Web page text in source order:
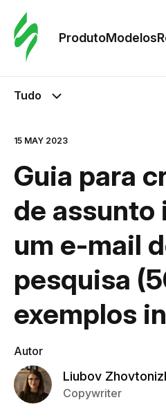
ProdutoModelos
Tudo
15 MAY 2023
Guia para
de assunto
um e-mail
pesquisa
exemplos
Autor
Liubov
Copywriter